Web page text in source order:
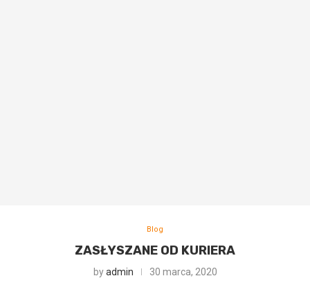
Blog
ZASŁYSZANE OD KURIERA
byadmin 30 marca, 2020